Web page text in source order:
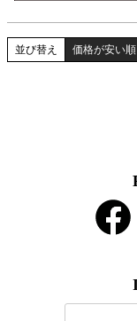
並び替え 価格が安い順